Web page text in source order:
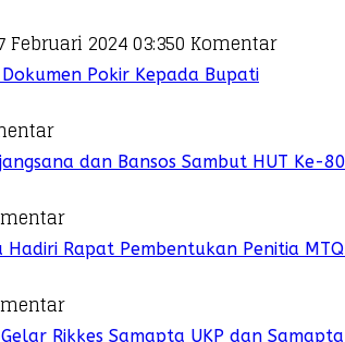
Februari 2024 03:350 Komentar
Pokir Kepada Bupati
dan Bansos Sambut HUT Ke-
Hadiri Rapat Pembentukan Penitia
Rikkes Samapta UKP dan